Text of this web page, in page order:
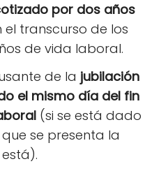
por dos años
transcurso de los
de vida laboral.
de la jubilación
el mismo día del fin
(si se está dado
se presenta la